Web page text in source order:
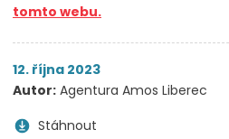
tomto webu.
12. října 2023
Autor: Agentura Amos Liberec
Stáhnout